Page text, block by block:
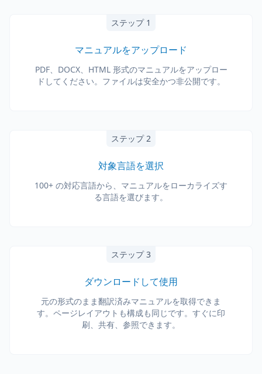
ステップ 1
マニュアルをアップロード
PDF、DOCX、HTML 形式のマニュアルをアップロー
ドしてください。ファイルは安全かつ非公開です。
ステップ 2
対象言語を選択
100+ の対応言語から、マニュアルをローカライズす
る言語を選びます。
ステップ 3
ダウンロードして使用
元の形式のまま翻訳済みマニュアルを取得できま
す。ページレイアウトも構成も同じです。すぐに印
刷、共有、参照できます。